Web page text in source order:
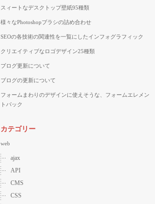
スィートなデスクトップ壁紙95種類
様々なPhotoshopブラシの詰め合わせ
SEOの各技術の関連性を一覧にしたインフォグラフィック
クリエイティブなロゴデザイン25種類
ブログ更新について
ブログの更新について
フォームまわりのデザインに使えそうな、フォームエレメン
トパック
カテゴリー
web
ajax
API
CMS
CSS